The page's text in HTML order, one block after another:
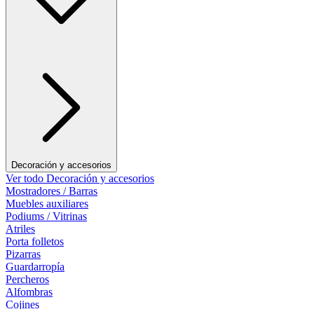
Decoración y accesorios
Ver todo Decoración y accesorios
Mostradores / Barras
Muebles auxiliares
Podiums / Vitrinas
Atriles
Porta folletos
Pizarras
Guardarropía
Percheros
Alfombras
Cojines